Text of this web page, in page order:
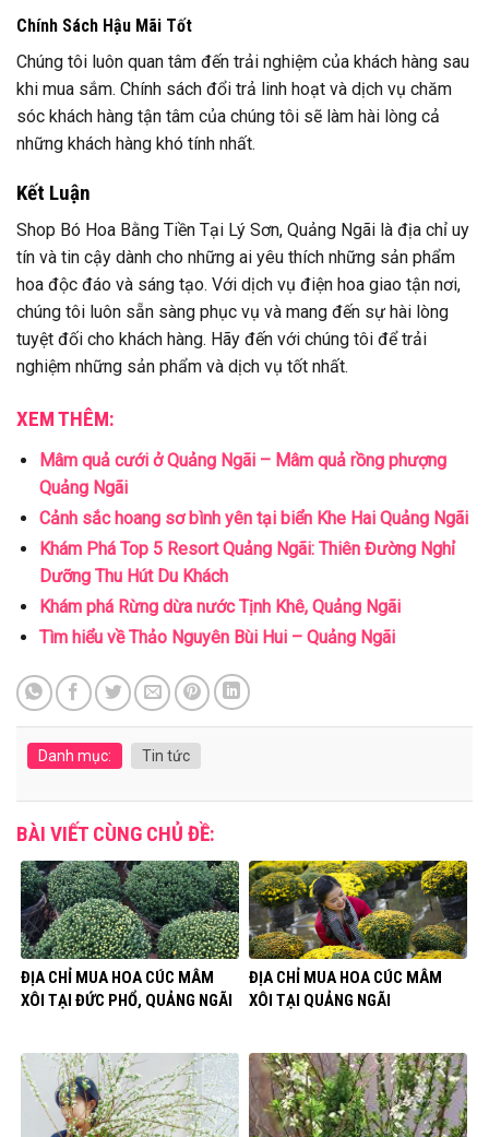
Chính Sách Hậu Mãi Tốt
Chúng tôi luôn quan tâm đến trải nghiệm của khách hàng sau
khi mua sắm. Chính sách đổi trả linh hoạt và dịch vụ chăm
sóc khách hàng tận tâm của chúng tôi sẽ làm hài lòng cả
những khách hàng khó tính nhất.
Kết Luận
Shop Bó Hoa Bằng Tiền Tại Lý Sơn, Quảng Ngãi là địa chỉ uy
tín và tin cậy dành cho những ai yêu thích những sản phẩm
hoa độc đáo và sáng tạo. Với dịch vụ điện hoa giao tận nơi,
chúng tôi luôn sẵn sàng phục vụ và mang đến sự hài lòng
tuyệt đối cho khách hàng. Hãy đến với chúng tôi để trải
nghiệm những sản phẩm và dịch vụ tốt nhất.
XEM THÊM:
Mâm quả cưới ở Quảng Ngãi – Mâm quả rồng phượng
Quảng Ngãi
Cảnh sắc hoang sơ bình yên tại biển Khe Hai Quảng Ngãi
Khám Phá Top 5 Resort Quảng Ngãi: Thiên Đường Nghỉ
Dưỡng Thu Hút Du Khách
Khám phá Rừng dừa nước Tịnh Khê, Quảng Ngãi
Tìm hiểu về Thảo Nguyên Bùi Hui – Quảng Ngãi
Danh mục: Tin tức
BÀI VIẾT CÙNG CHỦ ĐỀ:
ĐỊA CHỈ MUA HOA CÚC MÂM
XÔI TẠI ĐỨC PHỔ, QUẢNG NGÃI
ĐỊA CHỈ MUA HOA CÚC MÂM
XÔI TẠI QUẢNG NGÃI